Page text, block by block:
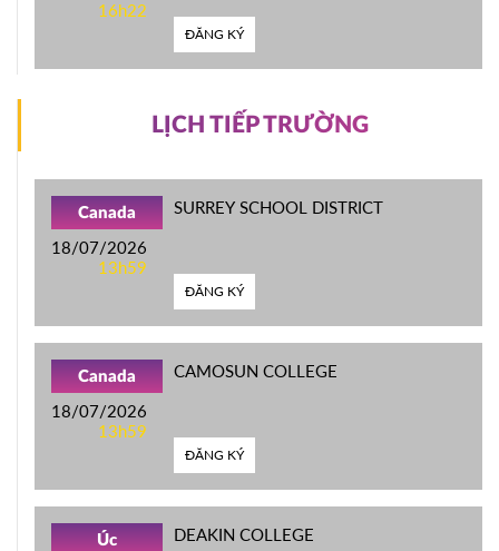
16h22
ĐĂNG KÝ
LỊCH TIẾP TRƯỜNG
Canada
18/07/2026
13h59
SURREY SCHOOL DISTRICT
ĐĂNG KÝ
Canada
18/07/2026
13h59
CAMOSUN COLLEGE
ĐĂNG KÝ
Úc DEAKIN COLLEGE